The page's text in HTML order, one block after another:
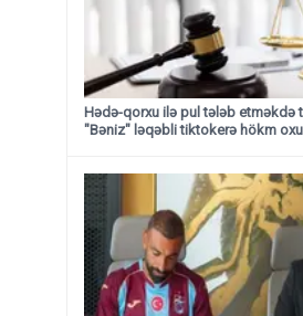
Hədə-qorxu ilə pul tələb etməkdə
"Bəniz" ləqəbli tiktokerə hökm